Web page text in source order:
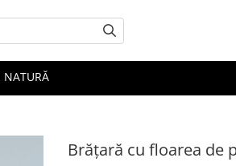
NATURĂ
Brățară cu floarea de